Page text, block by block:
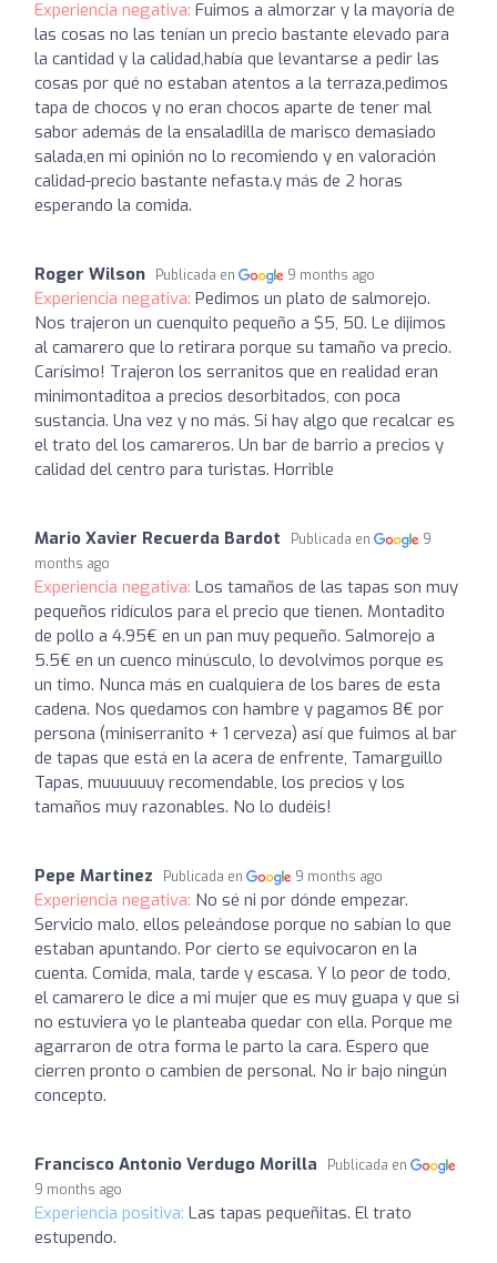
Experiencia negativa: Fuimos a almorzar y la mayoría de
las cosas no las tenían un precio bastante elevado para
la cantidad y la calidad,había que levantarse a pedir las
cosas por qué no estaban atentos a la terraza,pedimos
tapa de chocos y no eran chocos aparte de tener mal
sabor además de la ensaladilla de marisco demasiado
salada,en mi opinión no lo recomiendo y en valoración
calidad-precio bastante nefasta.y más de 2 horas
esperando la comida.
Roger Wilson Publicada en 9 months ago
Experiencia negativa: Pedimos un plato de salmorejo.
Nos trajeron un cuenquito pequeño a $5, 50. Le dijimos
al camarero que lo retirara porque su tamaño va precio.
Carísimo! Trajeron los serranitos que en realidad eran
minimontaditoa a precios desorbitados, con poca
sustancia. Una vez y no más. Si hay algo que recalcar es
el trato del los camareros. Un bar de barrio a precios y
calidad del centro para turistas. Horrible
Mario Xavier Recuerda Bardot Publicada en
9
months ago
Experiencia negativa: Los tamaños de las tapas son muy
pequeños ridículos para el precio que tienen. Montadito
de pollo a 4.95€ en un pan muy pequeño. Salmorejo a
5.5€ en un cuenco minúsculo, lo devolvimos porque es
un timo. Nunca más en cualquiera de los bares de esta
cadena. Nos quedamos con hambre y pagamos 8€ por
persona (miniserranito + 1 cerveza) así que fuimos al bar
de tapas que está en la acera de enfrente, Tamarguillo
Tapas, muuuuuuy recomendable, los precios y los
tamaños muy razonables. No lo dudéis!
Pepe Martinez Publicada en 9 months ago
Experiencia negativa: No sé ni por dónde empezar.
Servicio malo, ellos peleándose porque no sabían lo que
estaban apuntando. Por cierto se equivocaron en la
cuenta. Comida, mala, tarde y escasa. Y lo peor de todo,
el camarero le dice a mi mujer que es muy guapa y que si
no estuviera yo le planteaba quedar con ella. Porque me
agarraron de otra forma le parto la cara. Espero que
cierren pronto o cambien de personal. No ir bajo ningún
concepto.
Francisco Antonio Verdugo Morilla
Publicada en
9 months ago
Experiencia positiva: Las tapas pequeñitas. El trato
estupendo.